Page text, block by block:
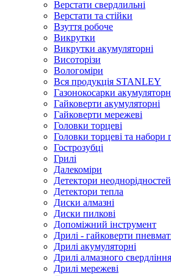
Верстати свердлильні
Верстати та стійки
Взуття робоче
Викрутки
Викрутки акумуляторні
Висоторізи
Вологоміри
Вся продукція STANLEY
Газонокосарки
Гайковерти акумуляторні
Гайковерти мережеві
Головки торцеві
Головки торцеві та набори
Гострозубці
Грилі
Далекоміри
Детектори неоднорідностей
Детектори тепла
Диски алмазні
Диски пилкові
Допоміжний інструмент
Дрилі - гайковерти
Дрилі акумуляторні
Дрилі алмазного свердління
Дрилі мережеві